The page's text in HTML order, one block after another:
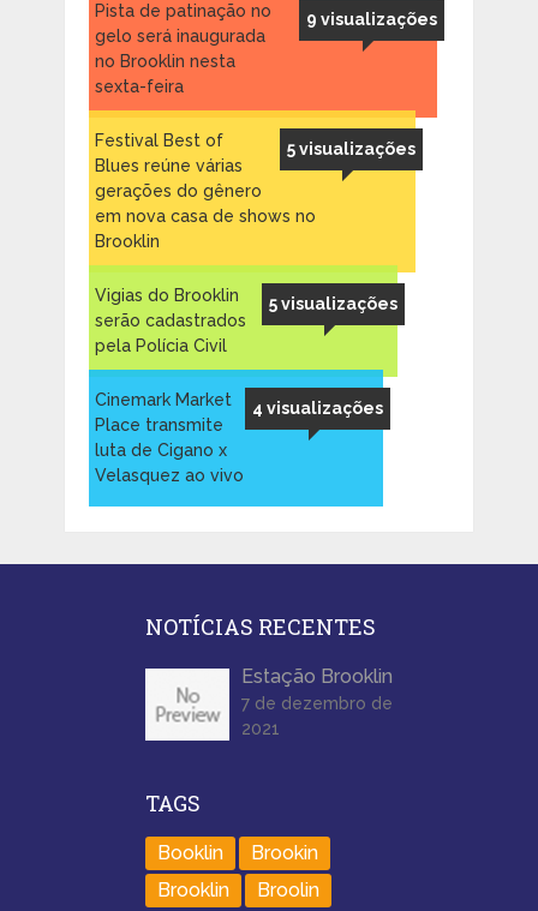
9 visualizações
Pista de patinação no
gelo será inaugurada
no Brooklin nesta
sexta-feira
5 visualizações
Festival Best of
Blues reúne várias
gerações do gênero
em nova casa de shows no
Brooklin
5 visualizações
Vigias do Brooklin
serão cadastrados
pela Polícia Civil
4 visualizações
Cinemark Market
Place transmite
luta de Cigano x
Velasquez ao vivo
NOTÍCIAS RECENTES
Estação Brooklin
7 de dezembro de
2021
TAGS
Booklin
Brookin
Brooklin
Broolin